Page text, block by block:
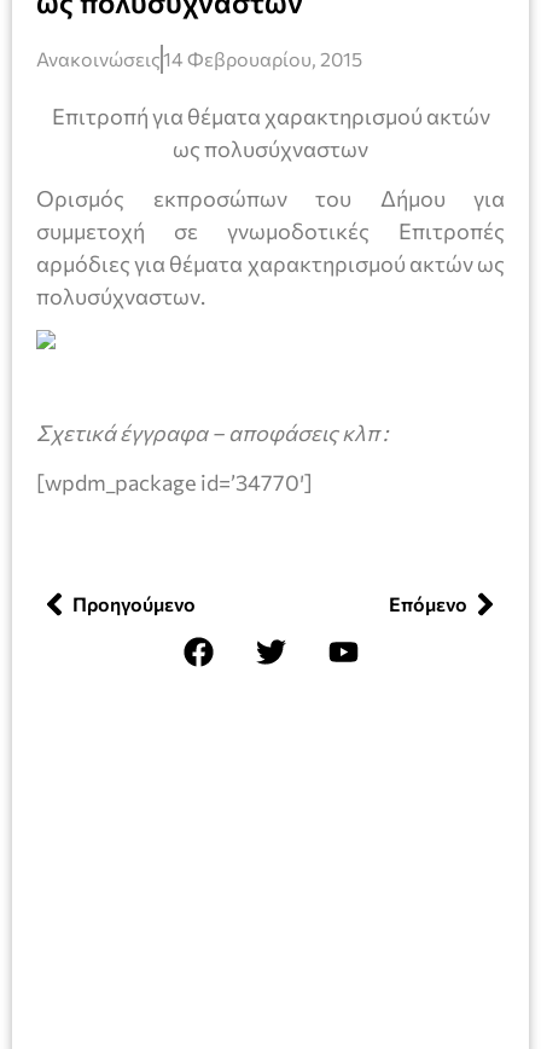
Ανακοινώσεις14 Φεβρουαρίου, 2015
Επιτροπή για θέματα χαρακτηρισμού ακτών
ως πολυσύχναστων
Ορισμός εκπροσώπων του Δήμου για
συμμετοχή σε γνωμοδοτικές Επιτροπές
αρμόδιες για θέματα χαρακτηρισμού ακτών ως
πολυσύχναστων.
Σχετικάέγγραφα– αποφάσεις κλπ:
[wpdm_package id=’34770′]
Προηγούμενο Επόμενο